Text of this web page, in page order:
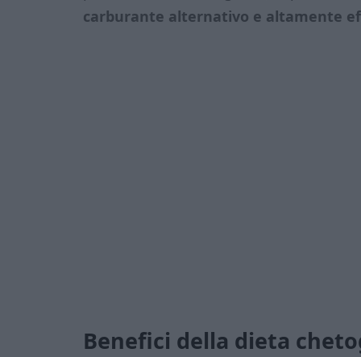
carburante alternativo e altamente
Benefici della dieta